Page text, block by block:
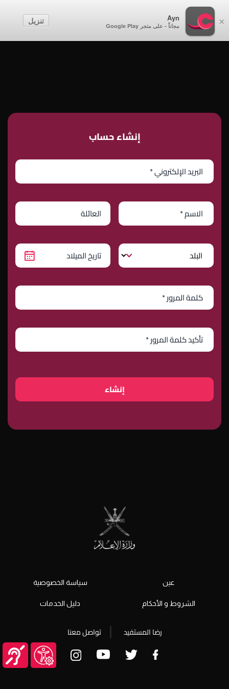
×
Ayn
مجاناً - على متجر Google Play
تنزيل
إنشاء حساب
إنشاء حساب
إنشاء
عين
الشروط و الأحكام
سياسة الخصوصية
دليل الخدمات
رضا المستفيد تواصل معنا